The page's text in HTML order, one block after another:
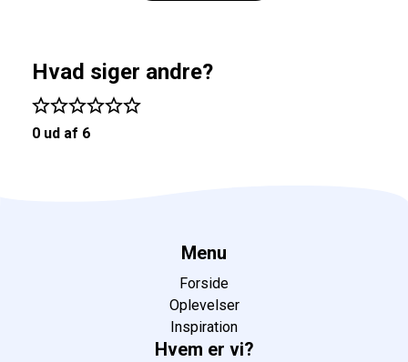
Hvad siger andre?
0 ud af 6
Menu
Forside
Oplevelser
Inspiration
Hvem er vi?